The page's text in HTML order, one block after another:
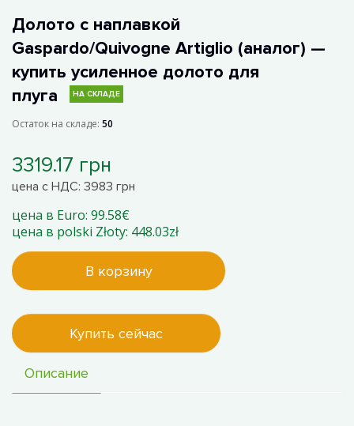
Долото с наплавкой
Gaspardo/Quivogne Artiglio (аналог) —
купить усиленное долото для
плуга
НА СКЛАДЕ
Остаток на складе: 50
3319.17 грн
цена с НДС: 3983 грн
цена в Euro: 99.58€
цена в polski Złoty: 448.03zł
В корзину
Купить сейчас
Описание